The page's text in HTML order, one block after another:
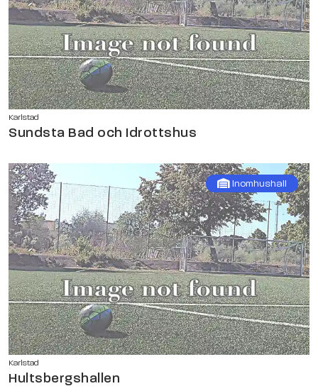
Karlstad
Sundsta Bad och Idrottshus
Inomhushall
Karlstad
Hultsbergshallen